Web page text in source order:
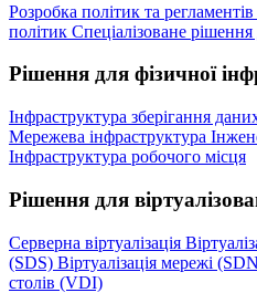
Розробка політик та регламентів
політик Спеціалізоване
Рішення для фізичної
Інфраструктура зберігання
Мережева інфраструктура
Інфраструктура робочого місця
Рішення для
Серверна віртуалізація
(SDS) Віртуалізація мережі
столів (VDI)